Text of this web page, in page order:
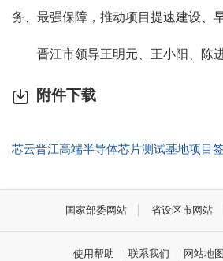
务、最强保障，推动项目提速建设、
晋江市领导王明元、王小阳、陈进
附件下载
芯云晋江高端半导体芯片测试基地项目
国家部委网站 省设区市网站
使用帮助 | 联系我们 | 网站地图